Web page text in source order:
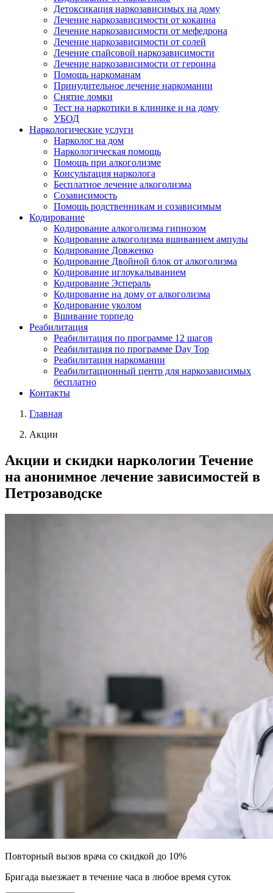
Детоксикация наркозависимых на дому
Лечение наркозависимости от кокаина
Лечение наркозависимости от мефедрона
Лечение наркозависимости от солей
Лечение спайсовой наркозависимости
Лечение наркозависимости от героина
Помощь наркоманам
Принудительное лечение наркомании
Снятие ломки
Тест на наркотики в клинике и на дому
УБОД
Наркологические услуги
Нарколог на дом
Наркологическая помощь
Помощь при алкоголизме
Консультация нарколога
Бесплатное лечение алкоголизма
Созависимость
Помощь родственникам и созависимым
Кодирование
Кодирование алкоголизма гипнозом
Кодирование алкоголизма вшиванием ампулы
Кодирование Довженко
Кодирование Двойной блок от алкоголизма
Кодирование иглоукалыванием
Кодирование Эспераль
Кодирование на дому от алкоголизма
Кодирование уколом
Вшивание торпедо
Реабилитация
Реабилитация по программе 12 шагов
Реабилитация по программе Day Top
Реабилитация наркомании
Реабилитационный центр для наркозависимых
бесплатно
Контакты
Главная
Акции
Акции и скидки наркологии Течение
на анонимное лечение зависимостей в
Петрозаводске
Повторный вызов врача со скидкой до 10%
Бригада выезжает в течение часа в любое время суток